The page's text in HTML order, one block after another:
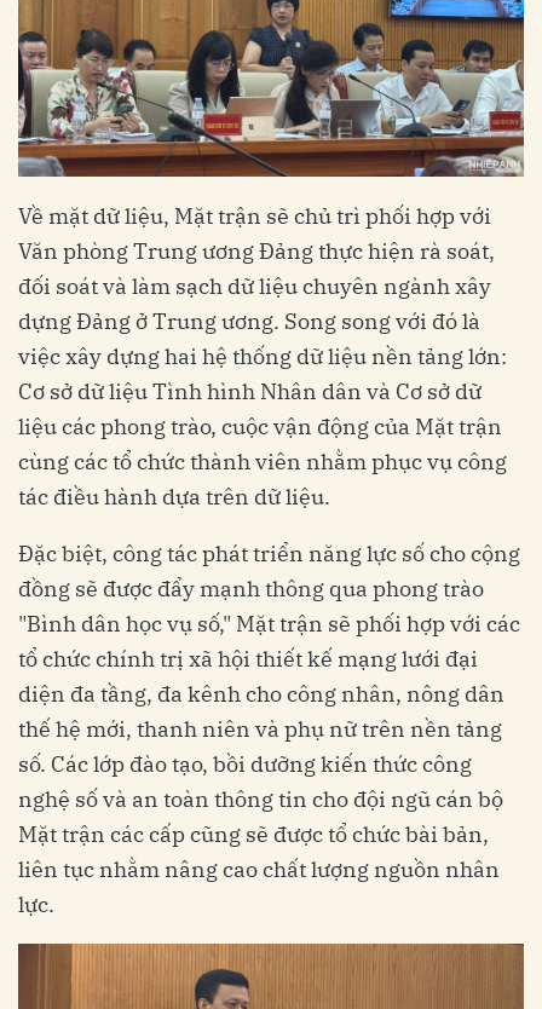
Về mặt dữ liệu, Mặt trận sẽ chủ trì phối hợp với
Văn phòng Trung ương Đảng thực hiện rà soát,
đối soát và làm sạch dữ liệu chuyên ngành xây
dựng Đảng ở Trung ương. Song song với đó là
việc xây dựng hai hệ thống dữ liệu nền tảng lớn:
Cơ sở dữ liệu Tình hình Nhân dân và Cơ sở dữ
liệu các phong trào, cuộc vận động của Mặt trận
cùng các tổ chức thành viên nhằm phục vụ công
tác điều hành dựa trên dữ liệu.
Đặc biệt, công tác phát triển năng lực số cho cộng
đồng sẽ được đẩy mạnh thông qua phong trào
"Bình dân học vụ số," Mặt trận sẽ phối hợp với các
tổ chức chính trị xã hội thiết kế mạng lưới đại
diện đa tầng, đa kênh cho công nhân, nông dân
thế hệ mới, thanh niên và phụ nữ trên nền tảng
số. Các lớp đào tạo, bồi dưỡng kiến thức công
nghệ số và an toàn thông tin cho đội ngũ cán bộ
Mặt trận các cấp cũng sẽ được tổ chức bài bản,
liên tục nhằm nâng cao chất lượng nguồn nhân
lực.